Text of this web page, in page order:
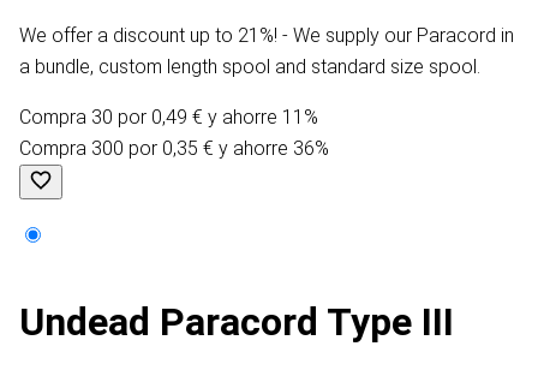
We offer a discount up to 21%! - We supply our Paracord in
a bundle, custom length spool and standard size spool.
Compra 30 por 0,49 € y ahorre 11%
Compra 300 por 0,35 € y ahorre 36%
Undead Paracord Type III